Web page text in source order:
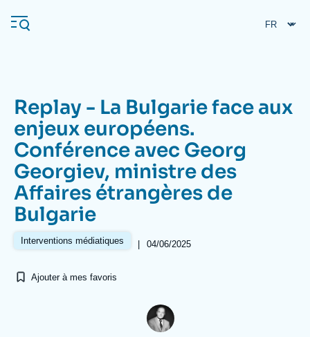
au
contenu
Navigation
principale
L'Ifri
Analyses
Événements
Se connecter
À propos de l'Ifri
L'Ifri en bref Proche-Orient
Replay - La Bulgarie face aux
enjeux européens.
Conférence avec Georg
Georgiev, ministre des
Affaires étrangères de
Bulgarie
Interventions médiatiques | 04/06/2025
Ajouter à mes favoris